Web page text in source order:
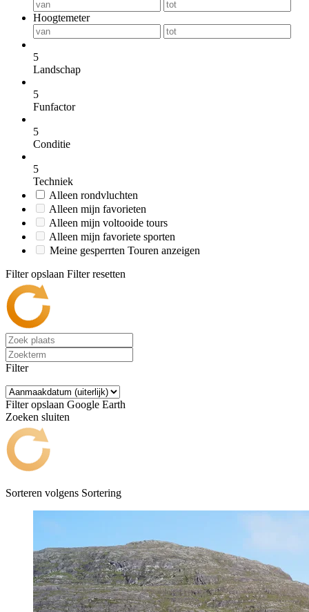
Hoogtemeter
5
Landschap
5
Funfactor
5
Conditie
5
Techniek
Alleen rondvluchten
Alleen mijn favorieten
Alleen mijn voltooide tours
Alleen mijn favoriete sporten
Meine gesperrten Touren anzeigen
Filter opslaan Filter resetten
Filter
Filter opslaan Google Earth
Zoeken sluiten
Sorteren volgens Sortering